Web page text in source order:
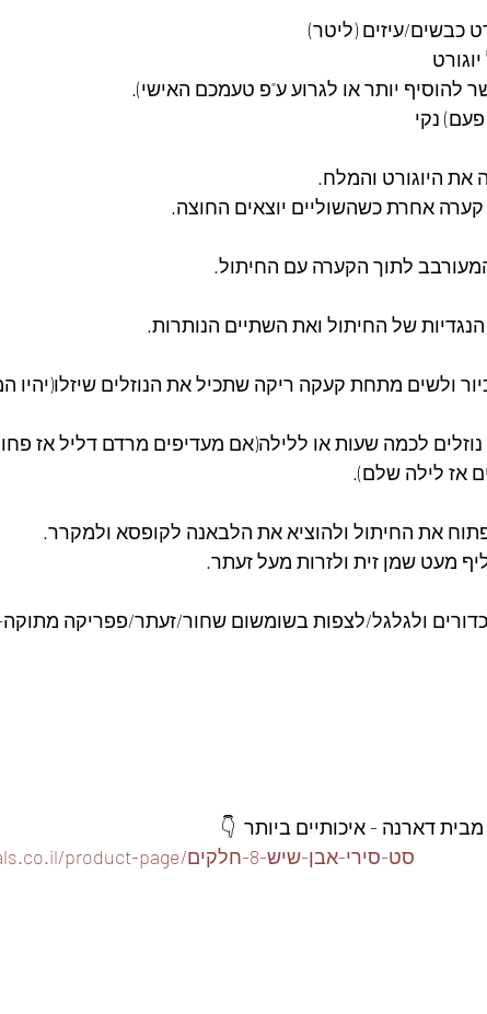
כבשים/עיזים (ליטר)
יותר או לגרוע ע"פ טעמכם האישי).
נקי
את היוגורט והמלח.
אחרת כשהשוליים יוצאים החוצה.
לתוך הקערה עם החיתול.
ולשים מתחת קעקה ריקה שתכיל את הנוזלים שיזלו(יהיו
לכמה שעות או ללילה(אם מעדיפים מרדם דליל אז
אז לילה שלם).
את החיתול ולהוציא את הלבאנה לקופסא ולמקרר.
מעט שמן זית ולזרות מעל זעתר.
ולגלגל/לצפות בשומשום שחור/זעתר/פפריקה
דארנה - איכותיים ביותר  👇
https://www.foodeals.co.il/product-page/סט-סירי-אבן-שיש-8-חלקים